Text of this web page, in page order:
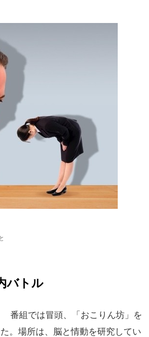
バトル
番組では冒頭、「おこりん坊」を
。場所は、脳と情動を研究してい